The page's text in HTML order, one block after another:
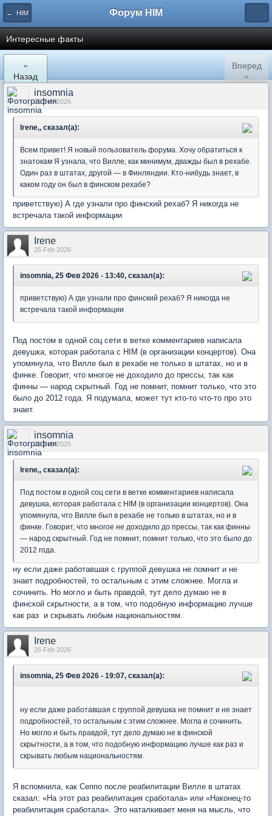
← HIM Форум HIM
Интересные факты
«
Назад
Вперед
»
insomnia
25 Feb 2026
Irene,, сказал(а):
Всем привет! Я новый пользователь форума. Хочу обратиться к
знатокам Я узнала, что Вилле, как минимум, дважды был в рехабе.
Один раз в штатах, другой — в Финляндии. Кто-нибудь знает, в
каком году он был в финском рехабе?
приветствую) А где узнали про финский рехаб? Я никогда не
встречала такой информации
Irene
25 Feb 2026
insomnia, 25 Фев 2026 - 13:40, сказал(а):
приветствую) А где узнали про финский рехаб? Я никогда не
встречала такой информации
Под постом в одной соц сети в ветке комментариев написала
девушка, которая работала с HIM (в организации концертов). Она
упомянула, что Вилле был в рехабе не только в штатах, но и в
финке. Говорит, что многое не доходило до прессы, так как
финны — народ скрытный. Год не помнит, помнит только, что это
было до 2012 года. Я подумала, может тут кто-то что-то про это
знает.
insomnia
25 Feb 2026
Irene,, сказал(а):
Под постом в одной соц сети в ветке комментариев написала
девушка, которая работала с HIM (в организации концертов). Она
упомянула, что Вилле был в рехабе не только в штатах, но и в
финке. Говорит, что многое не доходило до прессы, так как финны
— народ скрытный. Год не помнит, помнит только, что это было до
2012 года.
ну если даже работавшая с группой девушка не помнит и не
знает подробностей, то остальным с этим сложнее. Могла и
сочинить. Но могло и быть правдой, тут дело думаю не в
финской скрытности, а в том, что подобную информацию лучше
как раз и скрывать любым национальностям.
Irene
26 Feb 2026
insomnia, 25 Фев 2026 - 19:07, сказал(а):
ну если даже работавшая с группой девушка не помнит и не знает
подробностей, то остальным с этим сложнее. Могла и сочинить.
Но могло и быть правдой, тут дело думаю не в финской
скрытности, а в том, что подобную информацию лучше как раз и
скрывать любым национальностям.
Я вспомнила, как Сеппо после реабилитации Вилле в штатах
сказал: «На этот раз реабилитация сработала» или «Наконец-то
реабилитация сработала». Это наталкивает меня на мысль, что